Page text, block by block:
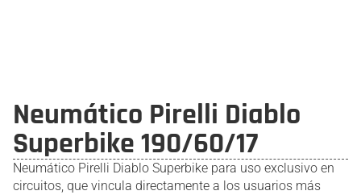
Neumático Pirelli Diablo
Superbike 190/60/17
Neumático Pirelli Diablo Superbike para uso exclusivo en
circuitos, que vincula directamente a los usuarios más